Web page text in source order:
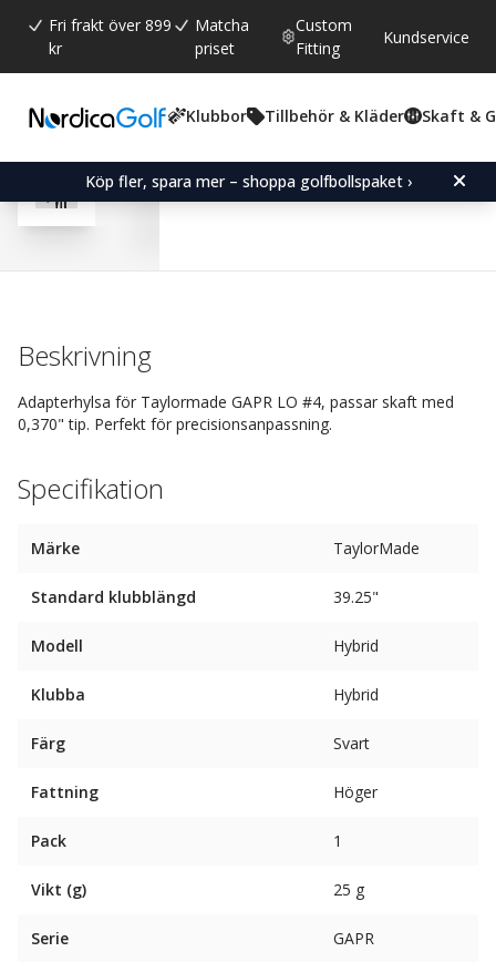
Fri frakt över 899
kr
Matcha
priset
Custom
Fitting
Kundservice
Klubbor Tillbehör & Kläder Skaft &
Köp fler, spara mer – shoppa golfbollspaket ›
Snittbetyg:
4.5 (röster:
13)
Adapter Sleeve for
Beskrivning
Adapterhylsa för Taylormade GAPR LO #4, passar skaft med
0,370" tip. Perfekt för precisionsanpassning.
Specifikation
Märke TaylorMade
Standard klubblängd 39.25"
Modell Hybrid
Klubba Hybrid
Färg Svart
Fattning Höger
Pack 1
Vikt (g) 25 g
Serie GAPR